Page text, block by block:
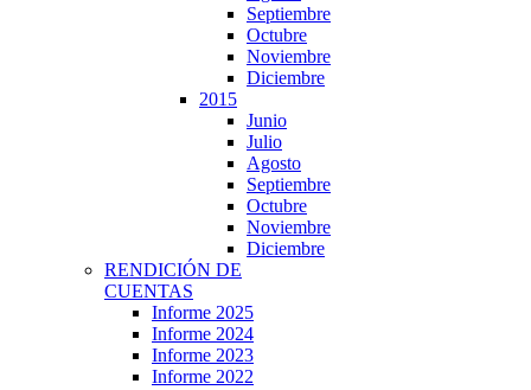
Septiembre
Octubre
Noviembre
Diciembre
2015
Junio
Julio
Agosto
Septiembre
Octubre
Noviembre
Diciembre
RENDICIÓN DE
CUENTAS
Informe 2025
Informe 2024
Informe 2023
Informe 2022